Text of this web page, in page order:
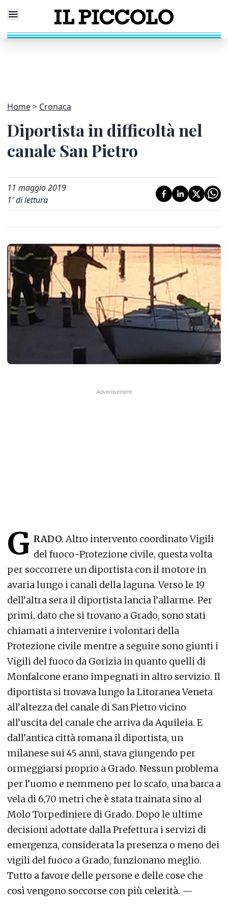
Home Cronaca
Diportista in difficoltà nel
canale San Pietro
11 maggio 2019
1' di lettura
G RADO. Altro intervento coordinato Vigili
del fuoco-Protezione civile, questa volta
per soccorrere un diportista con il motore in
avaria lungo i canali della laguna. Verso le 19
dell’altra sera il diportista lancia l’allarme. Per
primi, dato che si trovano a Grado, sono stati
chiamati a intervenire i volontari della
Protezione civile mentre a seguire sono giunti i
Vigili del fuoco da Gorizia in quanto quelli di
Monfalcone erano impegnati in altro servizio. Il
diportista si trovava lungo la Litoranea Veneta
all’altezza del canale di San Pietro vicino
all’uscita del canale che arriva da Aquileia. E
dall’antica città romana il diportista, un
milanese sui 45 anni, stava giungendo per
ormeggiarsi proprio a Grado. Nessun problema
per l’uomo e nemmeno per lo scafo, una barca a
vela di 6,70 metri che è stata trainata sino al
Molo Torpediniere di Grado. Dopo le ultime
decisioni adottate dalla Prefettura i servizi di
emergenza, considerata la presenza o meno dei
vigili del fuoco a Grado, funzionano meglio.
Tutto a favore delle persone e delle cose che
così vengono soccorse con più celerità. —